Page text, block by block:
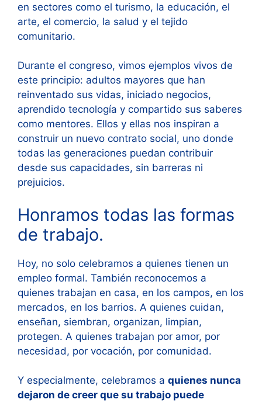
en sectores como el turismo, la educación, el
arte, el comercio, la salud y el tejido
comunitario.
Durante el congreso, vimos ejemplos vivos de
este principio: adultos mayores que han
reinventado sus vidas, iniciado negocios,
aprendido tecnología y compartido sus saberes
como mentores. Ellos y ellas nos inspiran a
construir un nuevo contrato social, uno donde
todas las generaciones puedan contribuir
desde sus capacidades, sin barreras ni
prejuicios.
Honramos todas las formas
de trabajo.
Hoy, no solo celebramos a quienes tienen un
empleo formal. También reconocemos a
quienes trabajan en casa, en los campos, en los
mercados, en los barrios. A quienes cuidan,
enseñan, siembran, organizan, limpian,
protegen. A quienes trabajan por amor, por
necesidad, por vocación, por comunidad.
Y especialmente, celebramos a quienes nunca
dejaron de creer que su trabajo puede